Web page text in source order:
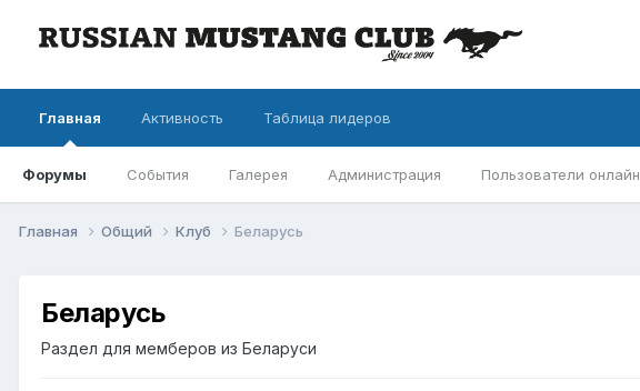
Главная
Форумы События Галерея Администрация Пользователи онлайн
Активность Таблица лидеров
Главная Общий Клуб Беларусь
Беларусь
Раздел для мемберов из Беларуси